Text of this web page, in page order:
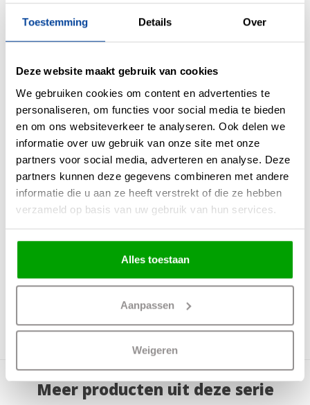
Toestemming Details Over
Deze website maakt gebruik van cookies
We gebruiken cookies om content en advertenties te
personaliseren, om functies voor social media te bieden
en om ons websiteverkeer te analyseren. Ook delen we
informatie over uw gebruik van onze site met onze
partners voor social media, adverteren en analyse. Deze
partners kunnen deze gegevens combineren met andere
informatie die u aan ze heeft verstrekt of die ze hebben
verzameld op basis van uw gebruik van hun services.
Alles toestaan
Aanpassen
Weigeren
Overige maten Plafondbalk 120 x 8 x 2cm (LxBxH)
Fitting E27
Max. Wattage per lichtpunt
Incl. lichtbron Nee
Energielabel
Lichtsterkte 0
IP20
Incl. Snoer & Stekker Nee
Ja
Incl. dimmer Nee
Meer producten uit deze serie